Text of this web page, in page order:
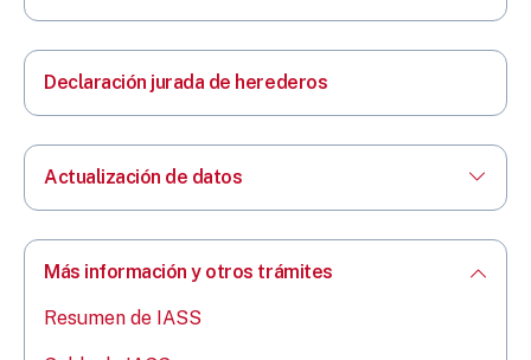
Declaración jurada de herederos
Actualización de datos
Más información y otros trámites
Resumen de IASS